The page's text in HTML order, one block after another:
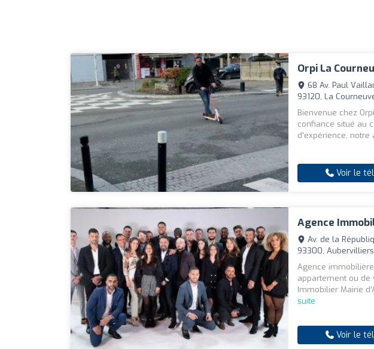
Orpi La
68 Av. Paul
93120, La
Bienvenue chez
confiance situé au
d'expérience,
Voir le
Agence
Av. de la
93300, Aubervilliers
Agence
appartement ou de
Immobilier Mairie
suite
Voir le